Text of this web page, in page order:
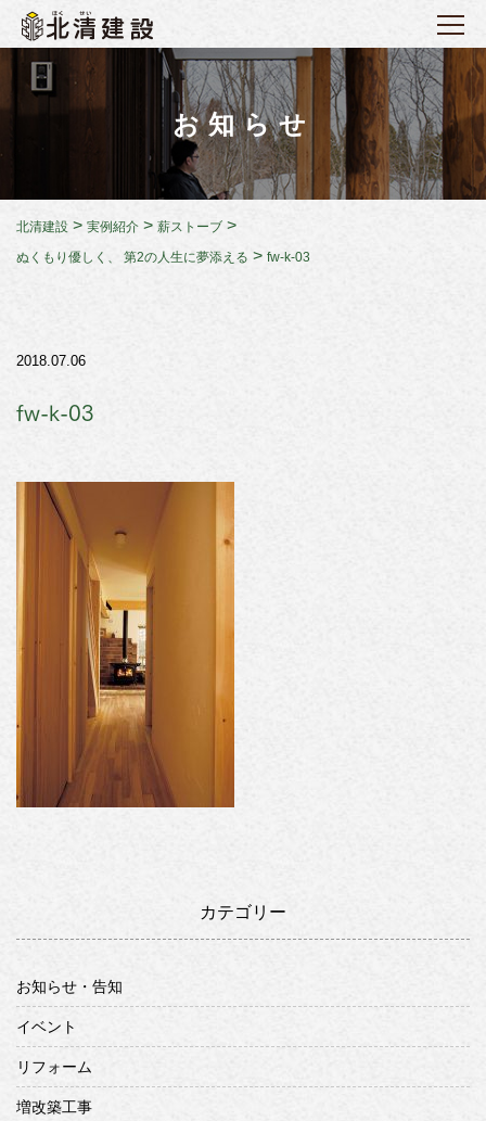
お知らせ
北清建設 > 実例紹介 > 薪ストーブ >
ぬくもり優しく、 第2の人生に夢添える > fw-k-03
2018.07.06
fw-k-03
カテゴリー
お知らせ・告知
イベント
リフォーム
増改築工事